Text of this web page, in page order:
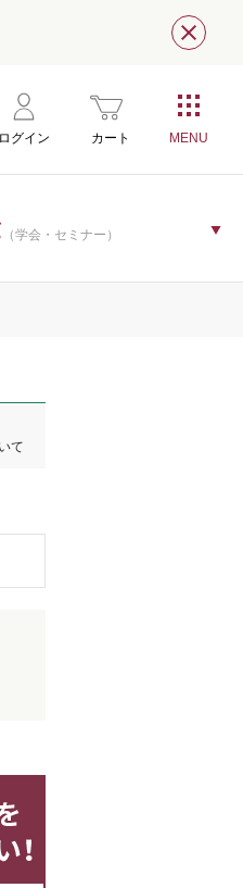
閉じ
ログイン カート
（学会・セミナー）
て